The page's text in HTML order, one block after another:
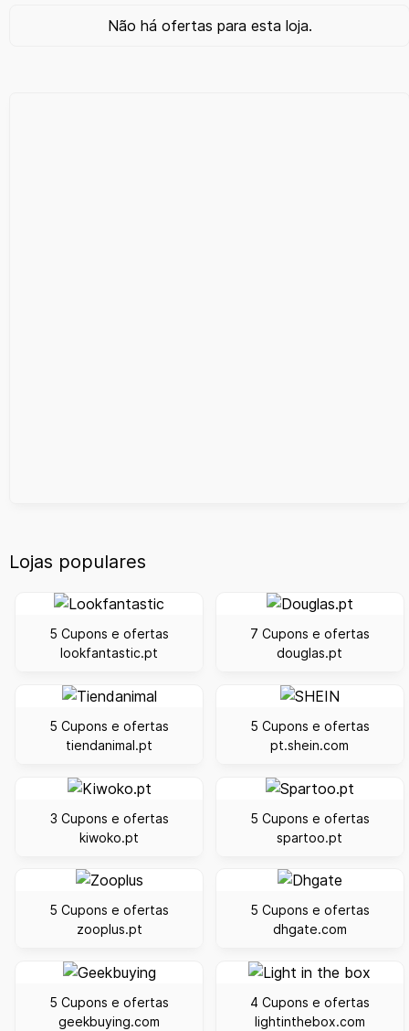
Não há ofertas para esta loja.
Lojas populares
5 Cupons e ofertas
lookfantastic.pt
7 Cupons e ofertas
douglas.pt
5 Cupons e ofertas
tiendanimal.pt
5 Cupons e ofertas
pt.shein.com
3 Cupons e ofertas
kiwoko.pt
5 Cupons e ofertas
spartoo.pt
5 Cupons e ofertas
zooplus.pt
5 Cupons e ofertas
dhgate.com
5 Cupons e ofertas
geekbuying.com
4 Cupons e ofertas
lightinthebox.com